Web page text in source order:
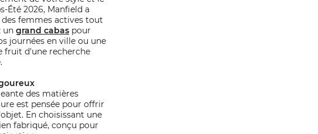
2026, Manfield a
femmes actives tout
un grand cabas pour
journées en ville ou une
fruit d'une recherche
des matières
est pensée pour offrir
En choisissant une
fabriqué, conçu pour